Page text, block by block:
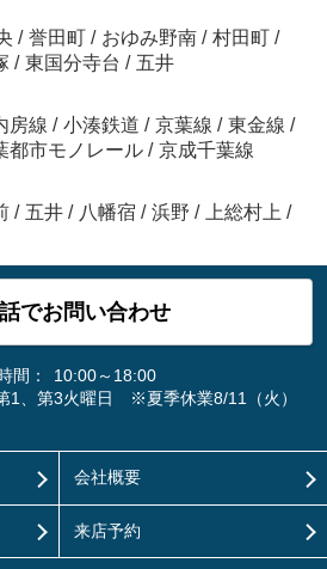
/ 誉田町 / おゆみ野南 / 村田町 /
/ 東国分寺台 / 五井
房線 / 小湊鉄道 / 京葉線 / 東金線 /
都市モノレール / 京成千葉線
/ 五井 / 八幡宿 / 浜野 / 上総村上 /
でお問い合わせ
間：
10:00～18:00
1、第3火曜日 ※夏季休業8/11（火）
会社概要
来店予約